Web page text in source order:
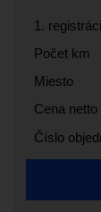
1.
Počet km
Miesto
Cena netto
Číslo